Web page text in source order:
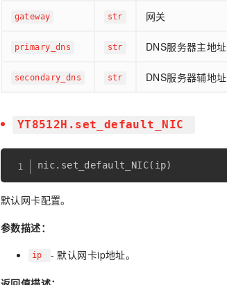
gateway str 网关
primary_dns str DNS服务器主地址
secondary_dns str DNS服务器辅地址
YT8512H.set_default_NIC
nic. set_default_NIC( ip)
默认网卡配置。
参数描述：
ip - 默认网卡ip地址。